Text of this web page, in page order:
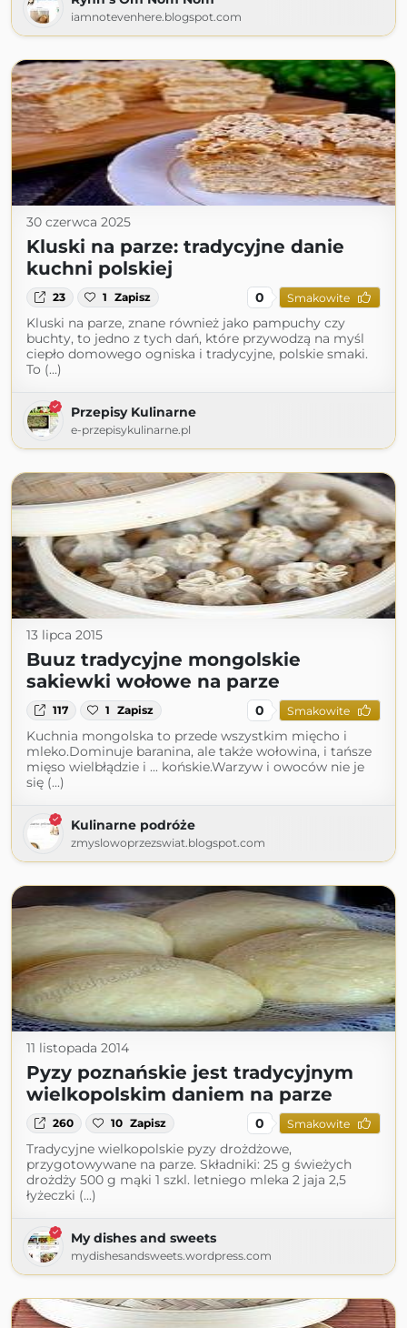
iamnotevenhere.blogspot.com
30 czerwca 2025
Kluski na parze: tradycyjne danie
kuchni polskiej
23 1 Zapisz 0 Smakowite
Kluski na parze, znane również jako pampuchy czy
buchty, to jedno z tych dań, które przywodzą na myśl
ciepło domowego ogniska i tradycyjne, polskie smaki.
To (...)
Przepisy Kulinarne
e-przepisykulinarne.pl
13 lipca 2015
Buuz tradycyjne mongolskie
sakiewki wołowe na parze
117 1 Zapisz 0 Smakowite
Kuchnia mongolska to przede wszystkim mięcho i
mleko.Dominuje baranina, ale także wołowina, i tańsze
mięso wielbłądzie i ... końskie.Warzyw i owoców nie je
się (...)
Kulinarne podróże
zmyslowoprzezswiat.blogspot.com
11 listopada 2014
Pyzy poznańskie jest tradycyjnym
wielkopolskim daniem na parze
260 10 Zapisz 0 Smakowite
Tradycyjne wielkopolskie pyzy drożdżowe,
przygotowywane na parze. Składniki: 25 g świeżych
drożdży 500 g mąki 1 szkl. letniego mleka 2 jaja 2,5
łyżeczki (...)
My dishes and sweets
mydishesandsweets.wordpress.com